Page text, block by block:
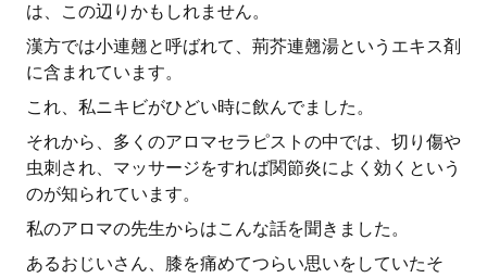
は、この辺りかもしれません。
漢方では小連翹と呼ばれて、荊芥連翹湯というエキス剤
に含まれています。
これ、私ニキビがひどい時に飲んでました。
それから、多くのアロマセラピストの中では、切り傷や
虫刺され、マッサージをすれば関節炎によく効くという
のが知られています。
私のアロマの先生からはこんな話を聞きました。
あるおじいさん、膝を痛めてつらい思いをしていたそ